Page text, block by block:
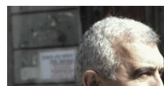
ARAŞDIRMA
MULTIMEDIA
VIDEO
FOTOQALEREYA
RADIO ARXIV
OXU ZALI
HAQQIMIZDA